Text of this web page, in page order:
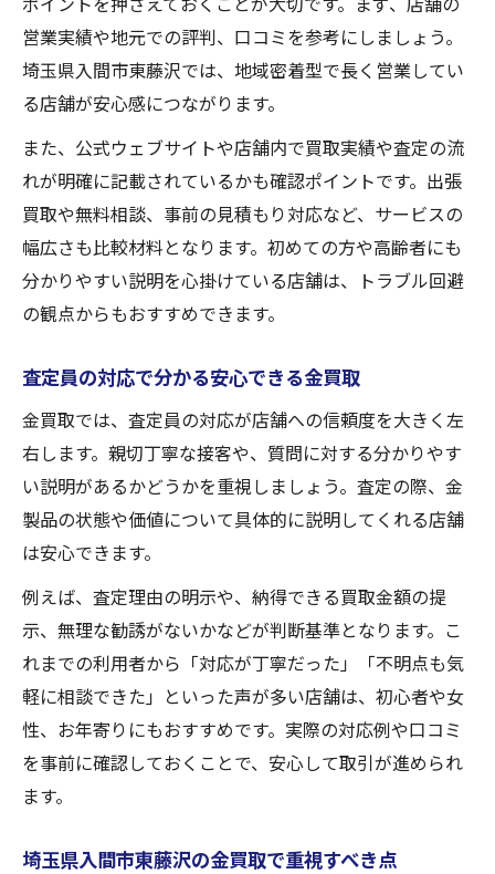
営業実績や地元での評判、口コミを参考にしましょう。
埼玉県入間市東藤沢では、地域密着型で長く営業してい
る店舗が安心感につながります。
また、公式ウェブサイトや店舗内で買取実績や査定の流
れが明確に記載されているかも確認ポイントです。出張
買取や無料相談、事前の見積もり対応など、サービスの
幅広さも比較材料となります。初めての方や高齢者にも
分かりやすい説明を心掛けている店舗は、トラブル回避
の観点からもおすすめできます。
査定員の対応で分かる安心できる金買取
金買取では、査定員の対応が店舗への信頼度を大きく左
右します。親切丁寧な接客や、質問に対する分かりやす
い説明があるかどうかを重視しましょう。査定の際、金
製品の状態や価値について具体的に説明してくれる店舗
は安心できます。
例えば、査定理由の明示や、納得できる買取金額の提
示、無理な勧誘がないかなどが判断基準となります。こ
れまでの利用者から「対応が丁寧だった」「不明点も気
軽に相談できた」といった声が多い店舗は、初心者や女
性、お年寄りにもおすすめです。実際の対応例や口コミ
を事前に確認しておくことで、安心して取引が進められ
ます。
埼玉県入間市東藤沢の金買取で重視すべき点